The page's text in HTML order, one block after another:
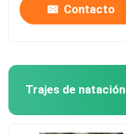
Contacto
Trajes de